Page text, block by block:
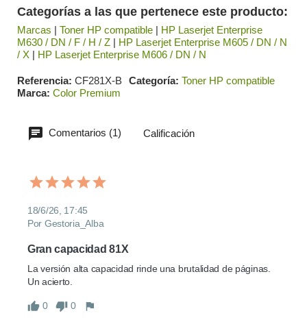
Categorías a las que pertenece este producto:
Marcas | Toner HP compatible | HP Laserjet Enterprise
M630 / DN / F / H / Z | HP Laserjet Enterprise M605 / DN / N
/ X | HP Laserjet Enterprise M606 / DN / N
Referencia CF281X-B Categoría Toner HP compatible
Marca Color Premium
Comentarios (1) Calificación
18/6/26, 17:45
Por Gestoria_Alba
Gran capacidad 81X
La versión alta capacidad rinde una brutalidad de páginas.
Un acierto.
0 0